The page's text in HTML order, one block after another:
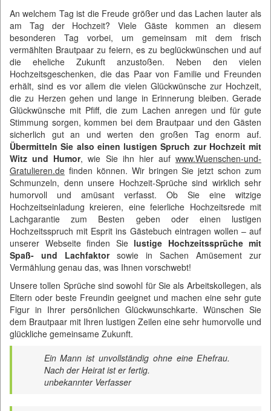
An welchem Tag ist die Freude größer und das Lachen lauter als
am Tag der Hochzeit? Viele Gäste kommen an diesem
besonderen Tag vorbei, um gemeinsam mit dem frisch
vermählten Brautpaar zu feiern, es zu beglückwünschen und auf
die eheliche Zukunft anzustoßen. Neben den vielen
Hochzeitsgeschenken, die das Paar von Familie und Freunden
erhält, sind es vor allem die vielen Glückwünsche zur Hochzeit,
die zu Herzen gehen und lange in Erinnerung bleiben. Gerade
Glückwünsche mit Pfiff, die zum Lachen anregen und für gute
Stimmung sorgen, kommen bei dem Brautpaar und den Gästen
sicherlich gut an und werten den großen Tag enorm auf.
Übermitteln Sie also einen lustigen Spruch zur Hochzeit mit
Witz und Humor, wie Sie ihn hier auf www.Wuenschen-und-
Gratulieren.de finden können. Wir bringen Sie jetzt schon zum
Schmunzeln, denn unsere Hochzeit-Sprüche sind wirklich sehr
humorvoll und amüsant verfasst. Ob Sie eine witzige
Hochzeitseinladung kreieren, eine feierliche Hochzeitsrede mit
Lachgarantie zum Besten geben oder einen lustigen
Hochzeitsspruch mit Esprit ins Gästebuch eintragen wollen – auf
unserer Webseite finden Sie lustige Hochzeitssprüche mit
Spaß- und Lachfaktorsowie in Sachen Amüsement zur
Vermählung genau das, was Ihnen vorschwebt!
Unsere tollen Sprüche sind sowohl für Sie als Arbeitskollegen, als
Eltern oder beste Freundin geeignet und machen eine sehr gute
Figur in Ihrer persönlichen Glückwunschkarte. Wünschen Sie
dem Brautpaar mit Ihren lustigen Zeilen eine sehr humorvolle und
glückliche gemeinsame Zukunft.
Ein Mann ist unvollständig ohne eine Ehefrau.
Nach der Heirat ist er fertig.
unbekannter Verfasser